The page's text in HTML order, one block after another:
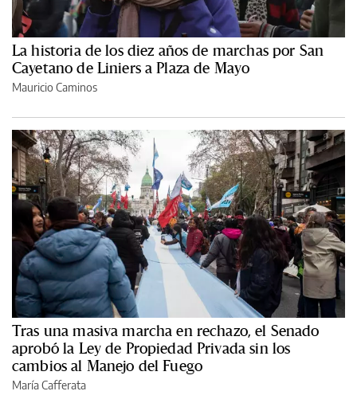
La historia de los diez años de marchas por San
Cayetano de Liniers a Plaza de Mayo
Mauricio Caminos
Tras una masiva marcha en rechazo, el Senado
aprobó la Ley de Propiedad Privada sin los
cambios al Manejo del Fuego
María Cafferata